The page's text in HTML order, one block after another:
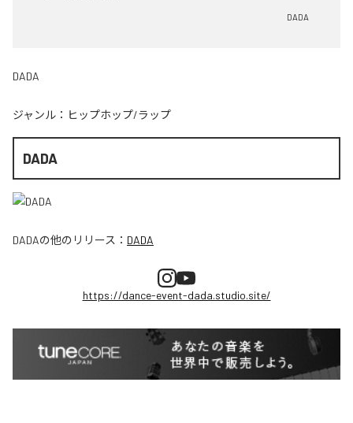
DADA
DADA
ジャンル： ヒップホップ/ラップ
DADA
DADAの他のリリース： DADA
https://dance-event-dada.studio.site/